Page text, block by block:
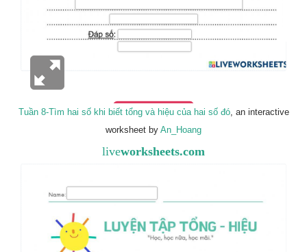
Tuần 8-Tìm hai số khi biết tổng và hiệu của hai số đó, an interactive
worksheet by An_Hoang
liveworksheets.com